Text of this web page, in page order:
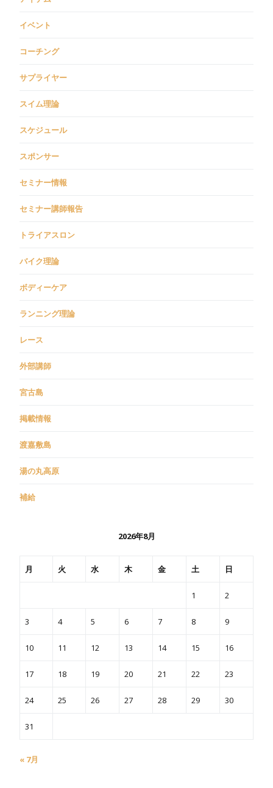
イベント
コーチング
サプライヤー
スイム理論
スケジュール
スポンサー
セミナー情報
セミナー講師報告
トライアスロン
バイク理論
ボディーケア
ランニング理論
レース
外部講師
宮古島
掲載情報
渡嘉敷島
湯の丸高原
補給
2026年8月
月 火 水 木 金 土 日
1 2
3 4 5 6 7 8 9
10 11 12 13 14 15 16
17 18 19 20 21 22 23
24 25 26 27 28 29 30
31
« 7月